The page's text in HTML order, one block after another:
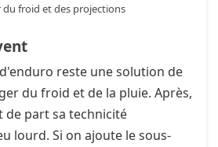
froid et des projections
reste une solution de
du froid et de la pluie. Après,
de part sa technicité
lourd. Si on ajoute le sous-